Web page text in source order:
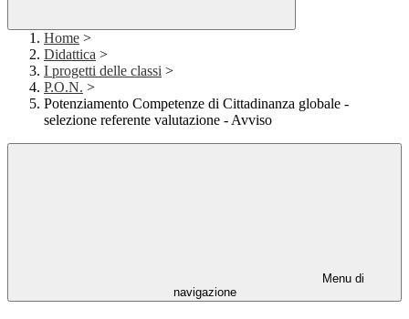
Home >
Didattica >
I progetti delle classi >
P.O.N. >
Potenziamento Competenze di Cittadinanza globale -
selezione referente valutazione - Avviso
Menu di
navigazione